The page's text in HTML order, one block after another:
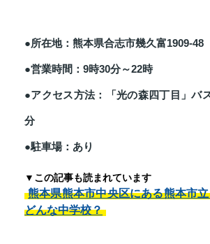
●所在地：熊本県合志市幾久富1909-48
●営業時間：9時30分～22時
●アクセス方法：「光の森四丁目」バ
分
●駐車場：あり
▼この記事も読まれています
熊本県熊本市中央区にある熊本市
どんな中学校？